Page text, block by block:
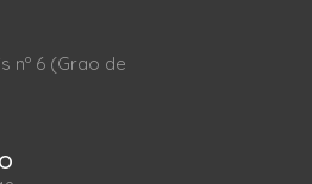
nº 6 (Grao de